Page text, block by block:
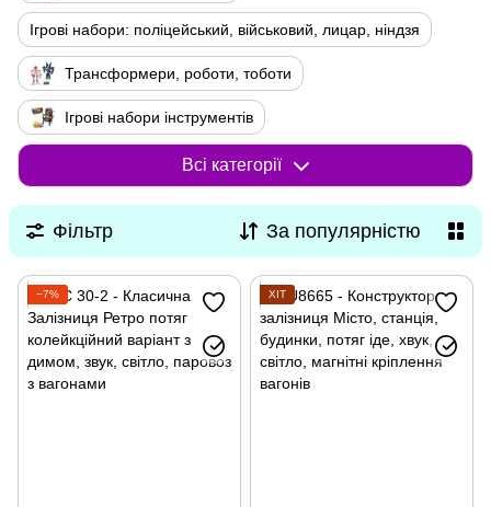
Ігрові набори: поліцейський, військовий, лицар, ніндзя
Трансформери, роботи, тоботи
Ігрові набори інструментів
Бейблейд, набори блейди, арена
Машинки, кораблі, літаки, набори
Фігурки супергероїв, героїв мультфільмів
Залізні дороги, поїзди Дитячі рації
Зброя іграшкова - пістолети, автомати, луки і арбалети
Всі категорії
Фільтр За популярністю
−7% ХІТ